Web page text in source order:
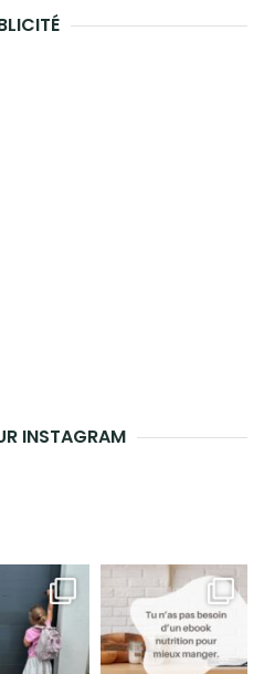
INSTAGRAM